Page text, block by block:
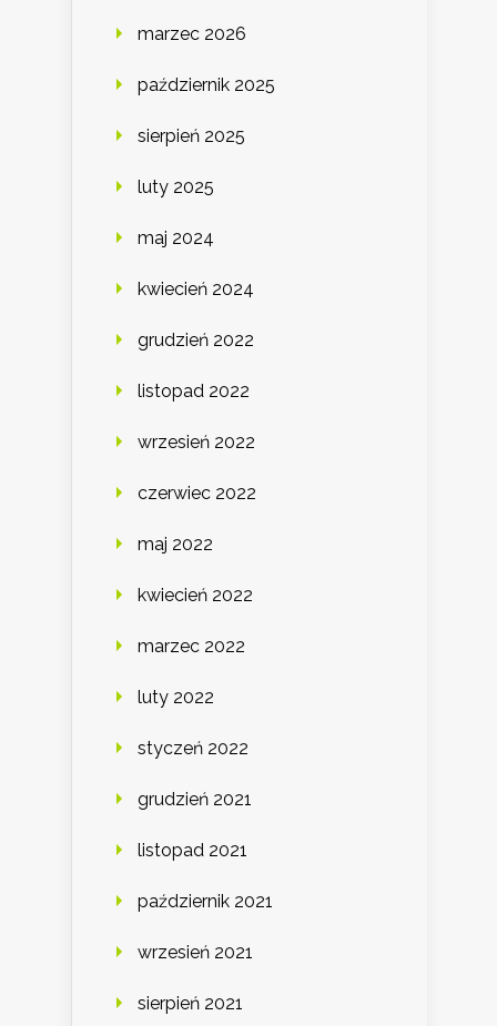
marzec 2026
październik 2025
sierpień 2025
luty 2025
maj 2024
kwiecień 2024
grudzień 2022
listopad 2022
wrzesień 2022
czerwiec 2022
maj 2022
kwiecień 2022
marzec 2022
luty 2022
styczeń 2022
grudzień 2021
listopad 2021
październik 2021
wrzesień 2021
sierpień 2021